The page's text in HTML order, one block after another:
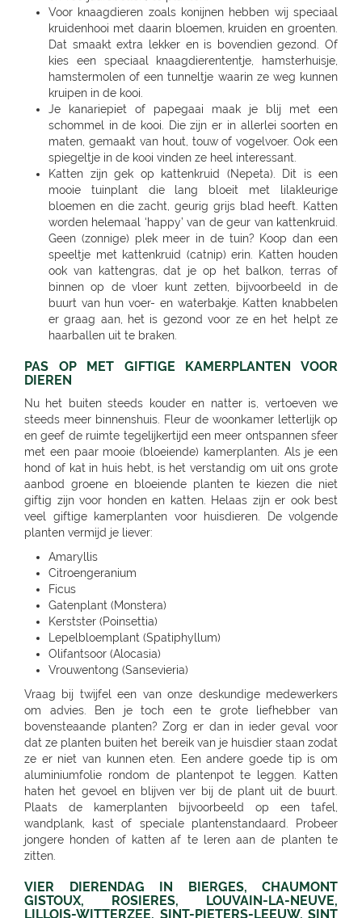
Voor knaagdieren zoals konijnen hebben wij speciaal
kruidenhooi met daarin bloemen, kruiden en groenten.
Dat smaakt extra lekker en is bovendien gezond. Of
kies een speciaal knaagdierententje, hamsterhuisje,
hamstermolen of een tunneltje waarin ze weg kunnen
kruipen in de kooi.
Je kanariepiet of papegaai maak je blij met een
schommel in de kooi. Die zijn er in allerlei soorten en
maten, gemaakt van hout, touw of vogelvoer. Ook een
spiegeltje in de kooi vinden ze heel interessant.
Katten zijn gek op kattenkruid (Nepeta). Dit is een
mooie tuinplant die lang bloeit met lilakleurige
bloemen en die zacht, geurig grijs blad heeft. Katten
worden helemaal ‘happy’ van de geur van kattenkruid.
Geen (zonnige) plek meer in de tuin? Koop dan een
speeltje met kattenkruid (catnip) erin. Katten houden
ook van kattengras, dat je op het balkon, terras of
binnen op de vloer kunt zetten, bijvoorbeeld in de
buurt van hun voer- en waterbakje. Katten knabbelen
er graag aan, het is gezond voor ze en het helpt ze
haarballen uit te braken.
PAS OP MET GIFTIGE KAMERPLANTEN VOOR
DIEREN
Nu het buiten steeds kouder en natter is, vertoeven we
steeds meer binnenshuis. Fleur de woonkamer letterlijk op
en geef de ruimte tegelijkertijd een meer ontspannen sfeer
met een paar mooie (bloeiende) kamerplanten. Als je een
hond of kat in huis hebt, is het verstandig om uit ons grote
aanbod groene en bloeiende planten te kiezen die niet
giftig zijn voor honden en katten. Helaas zijn er ook best
veel giftige kamerplanten voor huisdieren. De volgende
planten vermijd je liever:
Amaryllis
Citroengeranium
Ficus
Gatenplant (Monstera)
Kerstster (Poinsettia)
Lepelbloemplant (Spatiphyllum)
Olifantsoor (Alocasia)
Vrouwentong (Sansevieria)
Vraag bij twijfel een van onze deskundige medewerkers
om advies. Ben je toch een te grote liefhebber van
bovensteaande planten? Zorg er dan in ieder geval voor
dat ze planten buiten het bereik van je huisdier staan zodat
ze er niet van kunnen eten. Een andere goede tip is om
aluminiumfolie rondom de plantenpot te leggen. Katten
haten het gevoel en blijven ver bij de plant uit de buurt.
Plaats de kamerplanten bijvoorbeeld op een tafel,
wandplank, kast of speciale plantenstandaard. Probeer
jongere honden of katten af te leren aan de planten te
zitten.
VIER DIERENDAG IN BIERGES, CHAUMONT GISTOUX, ROSIERES, LOUVAIN-LA-NEUVE, LILLOIS-WITTERZEE, SINT-PIETERS-LEEUW, SINT GENESIUS RODE, RHODE - SAINT GENESE, LIEDEKERKE, WEMMEL, WOLVERTEM, WEZEMBEEK-OPPEM, ZWIJNDRECHT, DEURNE, EKEREN (ANTWERPEN), VIERSEL, MASSENHOVEN, OLEN, O.L.V. OLEN, TURNHOUT, RIJKEVORSEL, WEELDE, WESTMALLE, BALEN, KONTICH, KESSEL, SINT KATELIJNE WAVER, ESSEN, STABROEK, WUUSTWEZEL, SINT-JORIS-WEERT, AARSCHOT, LANDEN, ZOUTLEEUW, ZONHOVEN, ALKEN, MAASEIK, ZUTENDAAL, TONGEREN, SINT-TRUIDEN, NIEUWERKERKEN (LIMB), NEERPELT, LOMMEL, HAMONT-ACHEL, HAMONT, HAM, BREE, WAREMME, SAINT-GEORGES-SUR-MEUSE, DALHEM, HERBESTHAL (LONTZEN), BUTGENBACH, SAINT-VITH, MALMEDY, GEMBLOUX, TAMINES, NANINNE, MONTIGNIES SUR SAMBRE, GOZEE, BEHO GOUVY, BREUVANNE, AUBANGE, SOIGNIES, CARNIERES, CHAPELLE-LEZ-HERLAIMONT, TOURNAI, BARRY (TOURNAI), ATH, OOSTKAMP, SINT-ANDRIES, SINT-ANDRIES BRUGGE, GISTEL, ZWEVEGEM, WEVELGEM, RUISELEDE, ARDOOIE, LENDELEDE, DADIZELE, ST JAN IEPER, REKKEM, SINT NIKLAAS, BEVEREN-WAAS, NINOVE, MEERBEKE, BRAKEL, ZINGEM HUISE, DEINZE, AALTER, LOVENDEGEM, MALDEGEM, DRESDEN - GOMPITZ, DRESDEN, SCHÖNFELD-WEISSIG, RADEBEUL, RADEBERG, OTTENDORF-OKRILLA, MEISSEN, FREITAL, BANNEWITZ, PIRNA, KAMENZ, SENFTENBERG, LAUCHHAMMER, BAUTZEN, LÖBAU, EBERSBACH, ZITTAU, GÖRLITZ, NIESKY, HOYERSWERDA, COTTBUS, SPREMBERG, FORST, LUBBENAU, MASSEN-FINSTERWALDE, FINSTERWALDE, LEIPZIG, LEIPZIG PLAGWITZ, LEIPZIG-ENGELSDORF, ERFURT-SCHMIRA, MARKKLEEBERG, GRIMMA, DÖBELN, OSCHATZ, BENNEWITZ, TORGAU, HERZBERG, HALLE, HALLE-TROTHA, HALLE SILBERHÖHE, MERSEBURG, BERNBURG / SAALE, QUEDLINBURG, NAUMBURG, WEISSENFELS, GRAEFENHAINICHEN, ROSSLAU, LUTHERST. WITTENBERG, JESSEN / ELSTER, SAALFELD, PÖSSNECK, JENA, ZWICKAU, RODEWISCH, ZWONITZ, SCHWARZENBERG, GLAUCHAU, MEERANE, REICHENBACH, CHEMNITZ, RÖHRSDORF (CHEMNITZ), ANNABERG-BUCHHOLZ, MARIENBERG, FREIBERG, BERLIN-FRIEDRICHSHAIN, BERLIN-LICHTENBERG, BERLIN, BERLIN-NEUKÖLLN, BERLIN-PANKOW, BERLIN-REINICKENDORF, BERLIN-DAHLEM, POTSDAM-BORNIM, POTSDAM, TELTOW, STAHNSDORF, DALLGOW-DÖBERITZ, RATHENOW, BRANDENBURG, LUCKENWALDE, FRANKFURT/ODER, SEELOW, STRAUSBERG, DAHLWITZ-HOPPEGARTEN, FUERSTENWALDE, WILDAU, RANGSDORF, EISENHUTTENSTADT, SCHORFHEIDE OT FINOWFURT, BAD FREIENWALDE, SCHWEDT, BERNAU, BORGSDORF, ZEHDENICK, NEURUPPIN, NEUBRANDENBURG, WAREN, NEUSTRELITZ, PRENZLAU, PASEWALK, TORGELOW, GREIFSWALD, NEUENKIRCHEN, ROSTOCK-LUETTENKLEIN, ROSTOCK, BENTWISCH, BARTH, SCHWERIN, HAGENOW, BOIZENBURG, PARCHIM, HAMBURG, HAMBURG-HARBURG, SEEVETAL (HITTFELD), BUCHHOLZ, LUNEBURG-RETTMER, ADENDORF, WINSEN/LUHE, GEESTHACHT, GLINDE, BUXTEHUDE, STADE, OTTERNDORF, GALLIN, BRAAK, HAMBURG-SASEL, NORDERSTEDT, SCHENEFELD, TANGSTEDT, LUBECK, GROSS GRÖNAU, SCHARBEUTZ-GRONENBERG, EUTIN, MALENTE-KRUMMSEE, NEUSTADT/HOLSTEIN, BURG AUF FEHMARN, BAD OLDESLOE, ALT-MOLLN, RATZEBURG, WISMAR, GÄGELOW, HAMMOOR, KIEL, GETTORF, HEIKENDORF, NEUMÜNSTER, HENSTEDT-ULZBURG, BORDESHOLM, NORTORF, HOHENWESTEDT, RENDSBURG, BÖKLUND, HANDEWITT, MEYN, ELMSHORN, UETERSEN, RELLINGEN, HALSTENBEK, HASLOH, HEIST, ITZEHOE, HEILIGENSTEDTEN, HEIDE, HUSUM, TONNING, GARDING, NIEBÜLL, LECK, OLDENBURG, BAD ZWISCHENAHN, FRIESOYTHE, WILHELMSHAVEN, ESENS, HAGE, MARIENHAFE, AURICH, LEER, RHAUDERFEHN, SULLINGEN, VERDEN - HÖNISCH, KIRCHLINTELN-ARMSEN, HOYA, ROTENBURG, SCHEESSEL, ZEVEN, BREMERVÖRDE, CUXHAVEN, BREMERHAVEN, GEESTLAND LANGEN, OSTERHOLZ-SCHARMBECK, RITTERHUDE-IHLPOHL, RITTERHUDE-PLATJENWERBE, GANDERKESEE, WILDESHAUSEN, DOETLINGEN, BREMEN, BREMEN-VAHR, BREMEN-BLUMENTHAL, STUHR, STUBE-SECKENHAUSEN, STUHR-VARREL, ACHIM, SYKE, LILIENTHAL, OTTERSBERG-POSTHAUSEN, CELLE, WITTINGEN, SALZWEDEL, LUCHOW, DANNENBERG, UELZEN, BAD BEVENSEN, SOLTAU, MUNSTER, BOMLITZ, HANNOVER, GARBSEN, LAATZEN, BARSINGHAUSEN, WEDEMARK-BISSENDORF, ALTWARMBÜCHEN, ISERNHAGEN-KIRCHHORST, RONNENBERG, HEMMINGEN, GEHRDEN, ALFELD/LEINE, ALFELD, HILDESHEIM, SARSTEDT, PEINE, LEHRTE OT ARPKE, LEHRTE, BURGDORF, WUNSTDORF, NEUSTADT, NIENBURG/WESER, UCHTE, LEESE, STADTHAGEN, BUCKEBURG, HAMELN, SPRINGE, HESSICH OLDENDORF, HERFORD, BAD SALZUFLEN, BÜNDE, ESPELKAMP, MINDEN, PORTA WESTFALICA, LÖHNE, HÜLLHORST, LEMGO, DETMOLD, PADERBORN, PADERBORN-SCHLOSS NEUHAUS, DELBRÜCK, GÜTERSLOH, RHEDA-WIEDENBRÜCK, BIELEFELD, BIELEFELD-GADDERBAUM, KASSEL, KASSEL-WALDAU, KASSEL-NORDHAUSEN, BAUNATAL, HOFGEISMAR, WARBURG, MARSBERG, KORBACH, KNÜLLWALD-REMSFELD, SCHWALMSTADT-TREYSA, MARBURG, GLADENBACH, KIRCHHAIN, GRÜNBERG, GIESSEN, BUSECK, BUTZBACH, WETZLAR, FULDA, BEBRA, BAD HERSFELD, GÖTTINGEN, DUDERSTADT, NORTHEIM, ESCHWEGE, OSTERODE, EINBECK, HOLZMINDEN, HÖXTER, BEVERUNGEN, BRAUNSCHWEIG-RÜNINGEN, WOLFENBÜTTEL, HELMSTEDT, MELSUNGEN, WOLFSBURG, WOLFSBURG-HATTORF, GIFHORN, GOSLAR, SEESEN, WERNIGERODE, MAGDEBURG, ZERBST, BURG, GENTHIN, HALDENSLEBEN, OSCHERSLEBEN, STENDAL, GARDELEGEN, DÜSSELDORF, DÜSSELDORF-BENRATH, MEERBUSCH-IIVERICH, MEERBUSCH, LANGENFELD, RATINGEN, MÖNCHENGLADBACH, KORSCHENBROICH, VIERSEN, ERKELENZ, HÜCKELHOVEN, VELBERT, SOLINGEN, REMSCHEID, DORTMUND, CASTROP-RAUXEL, BOCHUM, MÜLHEIM, HATTINGEN, RECKLINGHAUSEN, MARL, BOTTROP, BOTTROP, DORSTEN, BORKEN, BOCHOLT, WESEL, VOERDE, DUISBURG - WANHEIMERORT, DUISBURG-KASSLERFELD, DUISBURG, DUISBURG, MOERS-SCHWAFHEIM, KREFELD, WARENDORF, DÜLMEN, RHEINE, BILLERBECK, GEORGSMARIENHÜTTE, BELM, MELLE, VECHTA, VECHTA, VISBEK, IBBENBÜREN, IBBENBÜREN, LENGERICH, BRAMSCHE-ENGTER, CLOPPENBURG, MEPPEN, HASELÜNNE, WESSELING, KÖLN, KÖLN (JUNKERSDORF), KOLN-DELLBRUCK, BERGISCH GLADBACH, RÖSRATH, GUMMERSBACH, JÜLICH, BONN, MECKENHEIM, ALFTER-OEDEKOVEN, ALFTER, RHEINBACH, SINZIG, KÖNIGSWINTER, ST.AUGUSTIN-BIRLINGHOVEN, TROISDORF, EUSKIRCHEN, MECHERNICH-KOMMERN, ZÜLPICH-ÜLPENICH, KALL, WASSERLIESCH, MAINZ-HECHTSHEIM, ALZEY, NIEDER-OLM, SIMMERN, IDAR-OBERSTEIN, NASTÄTTEN, MAYEN, NETHPHEN-DIES-TIEFENBACH, LENNESTADT, HAGEN, HAGEN-HASPE, SCHWERTE, WITTEN, LÜDENSCHEID, ISERLOHN, MENDEN, AHLEN, LUEDINGSHAUSEN, UNNA, SOEST, ARNSBERG, FRANKFURT AM MAIN (KELBACH), FRANKFURT, FRANKFURT-SCHWANHEIM, BAD VILBEL, NIDDERAU, FRIEDBERG, USINGEN, BAD HOMBURG, FRIEDRICHSDORF, OBERURSEL, OFFENBACH, RODGAU, DREIEICH, RÖDERMARK, HANAU, BAD SODEN - SALMUNSTER, GLAUBURG, ASCHAFFENBURG, ALZENAU, MOMBRIS, STOCKSTADT, ELSENFELD, MILTENBERG, DARMSTADT, PFUNGSTADT, GROSS GERAU, MORFELDEN-WALLDORF, BENSHEIM, HEPPENHEIM, DIEBURG, GROSS UMSTADT, WIESBADEN-BIEBRICH, WIESBADEN, RUESSELSHEIM, IDSTEIN, DIEZ, KELKHEIM, FRANKFURT AM MAIN, ST. INGBERT, MERZIG-BALLERN, LANDSTUHL, BAD DUERKHEIM, GRÜNSTADT, KAISERSLAUTERN, MANNHEIM, HEIDELBERG, WIESLOCH, WEINHEIM, STUTTGART 40 (ZUFFENHAUSEN), STUTTGART (DEGERLOCH), FELLBACH, LEINFELDEN-ECHTERDING, SINDELFINGEN, HERRENBERG, LEONBERG, LEONBERG 1, DITZINGEN, WEIL DER STADT, RUTESHEIM, WINNENDEN, BACKNANG, MURRHARDT, LUDWIGSBURG, VAIHINGEN-ENZ, MÖGLINGEN, TUBINGEN, MÖSSINGEN, NAGOLD, ALTENSTEIG, BALINGEN, HECHINGEN, SIGMARINGEN, METZINGEN, BAD URACH, REUTLINGEN, PFULLINGEN, GOEPPINGEN, KIRCHHEIM/TECK, KIRCHHEIM / TECK, GEISLINGEN, AALEN, ELLWANGEN, SCHWABISCH GMUEND, SCHWÄBISCH GMÜND, SCHORNDORF, ESSLINGEN, HEILBRONN, NECKARSULM, WEINSBERG, WIDDERN, BIETIGHEIM-BISSINGEN, BRACKENHEIM, LAUFFEN, HESSIGHEIM, GAILDORF, SCHWABISCH HALL, ÖHRINGEN, BUCHEN, BAD RAPPENAU, BRETTEN, PFORZHEIM, KARLSRUHE GRÖTZINGEN, SINZHEIM, BRUCHSAL, LANDAU, OFFENBURG, KEHL, BÜHL, LAHR, SINGEN, HILZINGEN, KONSTANZ, INSEL MAINAU, ROTTWEIL, FREIBURG, BREISACH, EHRENKIRCHEN, EMMENDINGEN, RHEINFELDEN, SCHOPFHEIM, WEHR-BRENNET, BAD SÄCKINGEN, WALDSHUT-TIENGEN, KLETTGAU, WUTÖSCHINGEN-SCHWERZEN, MÜNCHEN, MUENCHEN, MÜNCHEN 60 (OBERMENZING), MUENCHEN-DAGLFING, UNTERHACHING, GERMERING, BUCHENDORF-GAUTING, GAUTING, OLCHING-GEISELBULLACH, PLANEGG-MARTINSRIED, FÜRSTENFELDBRUCK, STARNBERG, WEILHEIM, PENZBERG, PEISSENBERG, MURNAU, WOLFRATSHAUSEN, BRUCKMÜHL, RAUBLING-PFRAUNDORF, STEPHANSKIRCHEN, TRAUNSTEIN, TRAUNREUT, FREILASSING, PIDING, WASSERBURG, BAD TOLZ, MIESBACH, LANDSHUT, DINGOLFING, VILSBIBURG, ECHING/WEIXERAU, PFARRKIRCHEN, SIMBACH, DORFEN, WALDKRAIBURG, BURGHAUSEN, DACHAU, PFAFFENHOFEN, FREISING, MOOSBURG, ECHING, ERDING, HAAR, POING, PARSDORF, KIRCHSEEON, BRUNNTHAL, UNTERFÖHRING, KRUMBACH, STADTBERGEN, MERING, AICHACH-ECKNACH, DOUNAUWORTH, NEUBURG, WERTINGEN, NÖRDLINGEN, BUCHLOE, SCHWABMÜNCHEN, KLOSTERLECHFELD, LANDSBERG AM LECH, DIESSEN AM AMMERSEE, SCHONGAU, KEMPTEN, IMMENSTADT, KAUFBEUREN, MARKTOBERDORF, FUSSEN, MAUERSTETTEN, MEMMINGEN, MINDELHEIM, FRIEDRICHSHAFEN, LINDAU, RAVENSBURG, WANGEN, WILHELMSDORF, GRÜNKRAUT, LEUTKIRCH, BAD SAULGAU, BIBERACH, PFULLENDORF, ÜBERLINGEN, MARKDORF, LANGENAU-ALBECK, NEU-ULM, ILLERTISSEN, WEISSENHORN, GÜNZBURG, JETTINGEN-SCHEPPACH, DILLINGEN, EHINGEN, MUNDERKINGEN, NÜRNBERG, ECKENTAL, ROTHENBACH, SCHWARZENBRUCK, PUSCHENDORF, FÜRTH, ERLANGEN, SCHWABACH, ROTH, GREDING, LAUF AN DER PEGNITZ, HERSBRUCK, HOHENSTADT/POMMELSB., PEGNITZ, FORCHHEIM, HOCHSTADT/AISCH, HEMHOFEN, BAD WINDSHEIM, DIESPECK, ANSBACH, ROTHENBURG, DINKELSBÜHL, NEUENDETTELSAU, GUNZENHAUSEN, WEISSENBURG, AMBERG, SULZBACH-ROSENBERG, NEUMARKT, SCHWANDORF, OBERFICHTACH, WEIDEN, PRESSATH, BURGLENGENFELD, NITTENAU, POLLENRIED, ABENSBERG, CHAM, WILLMERING, PASSAU, WALDKIRCHEN, DEGGENDORF, GRAFENAU, SELB, NAILA, BINDLACH, MARKTREDWITZ, BAMBERG, HIRSCHAID, LICHTENFELS, KRONACH, COBURG, WÜRZBURG, UFFENHEIM, HASSFURT, BAD NEUSTADT, KARLSTADT, FRAMMERSBACH, BAD MERGENTHEIM, MEININGEN, ERFURT, ROTTENDORF, APOLDA, SÖMMERDA, SONDERSHAUSEN, NORDHAUSEN, EISENACH, GOTHA-SCHWABHAUSEN, AMMERN BEI MÜHLHAUSEN, LLOFRIU (GIRONA), HARJU MAAKOND, BARENTIN, BOURG EN BRESSE, BELLEGARDE, ORNEX, PREVESSIN-MOENS, VIRIAT, ST GENIS POUILLY, LAON, FAYET, SAINT QUENTIN, SOISSONS, BLESMES, CHARMEIL, DOMERAT, GAP, MOUANS-SARTOUX, RUOMS, CHARLEVILLE MEZIERES - LA FRANCHEVILLE, CLIRON, VIVIER-AU-COURT, PAMIERS, LE MERIOT, VILLECHETIF, ST PARRES AUX TERTRES, AUBAGNE, CABRIES, ST MITRE LES REMPARTS, GLOS, LOUVIGNY, EPRON, DEAUVILLE, ROTS, AURILLAC, CHAMPNIERS, SOYAUX, SAINTES, PUILBOREAU CEDEX, DOMPIERRE SUR MER, ANGOULINS SUR MER, VIERZON, SAINT AMAND MONTROND, SAINT GERMAIN DU PUY, DIJON, CHENOVE, ASNIERES LES DIJON, QUETIGNY, TADEN, YFFINIAC, PL